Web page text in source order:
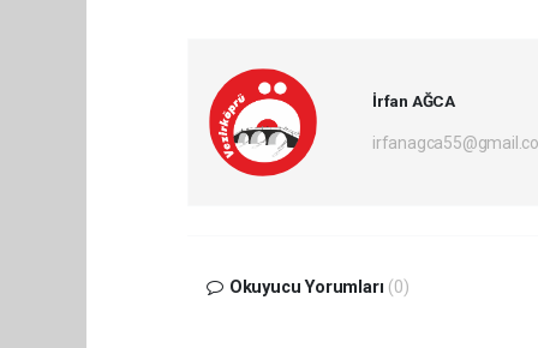
İrfan AĞCA
Okuyucu Yorumları (0)